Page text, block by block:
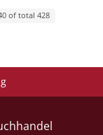
of total 428